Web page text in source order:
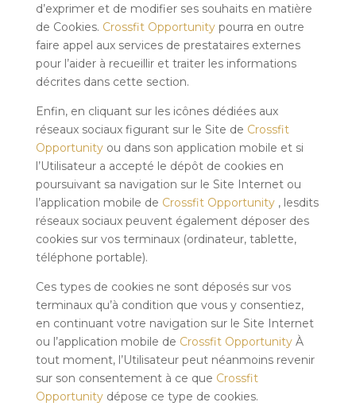
d’exprimer et de modifier ses souhaits en matière
de Cookies. Crossfit Opportunitypourra en outre
faire appel aux services de prestataires externes
pour l’aider à recueillir et traiter les informations
décrites dans cette section.
Enfin, en cliquant sur les icônes dédiées aux
réseaux sociaux figurant sur le Site de Crossfit
Opportunityou dans son application mobile et si
l’Utilisateur a accepté le dépôt de cookies en
poursuivant sa navigation sur le Site Internet ou
l’application mobile de Crossfit Opportunity, lesdits
réseaux sociaux peuvent également déposer des
cookies sur vos terminaux (ordinateur, tablette,
téléphone portable).
Ces types de cookies ne sont déposés sur vos
terminaux qu’à condition que vous y consentiez,
en continuant votre navigation sur le Site Internet
ou l’application mobile de Crossfit OpportunityÀ
tout moment, l’Utilisateur peut néanmoins revenir
sur son consentement à ce que Crossfit
Opportunitydépose ce type de cookies.